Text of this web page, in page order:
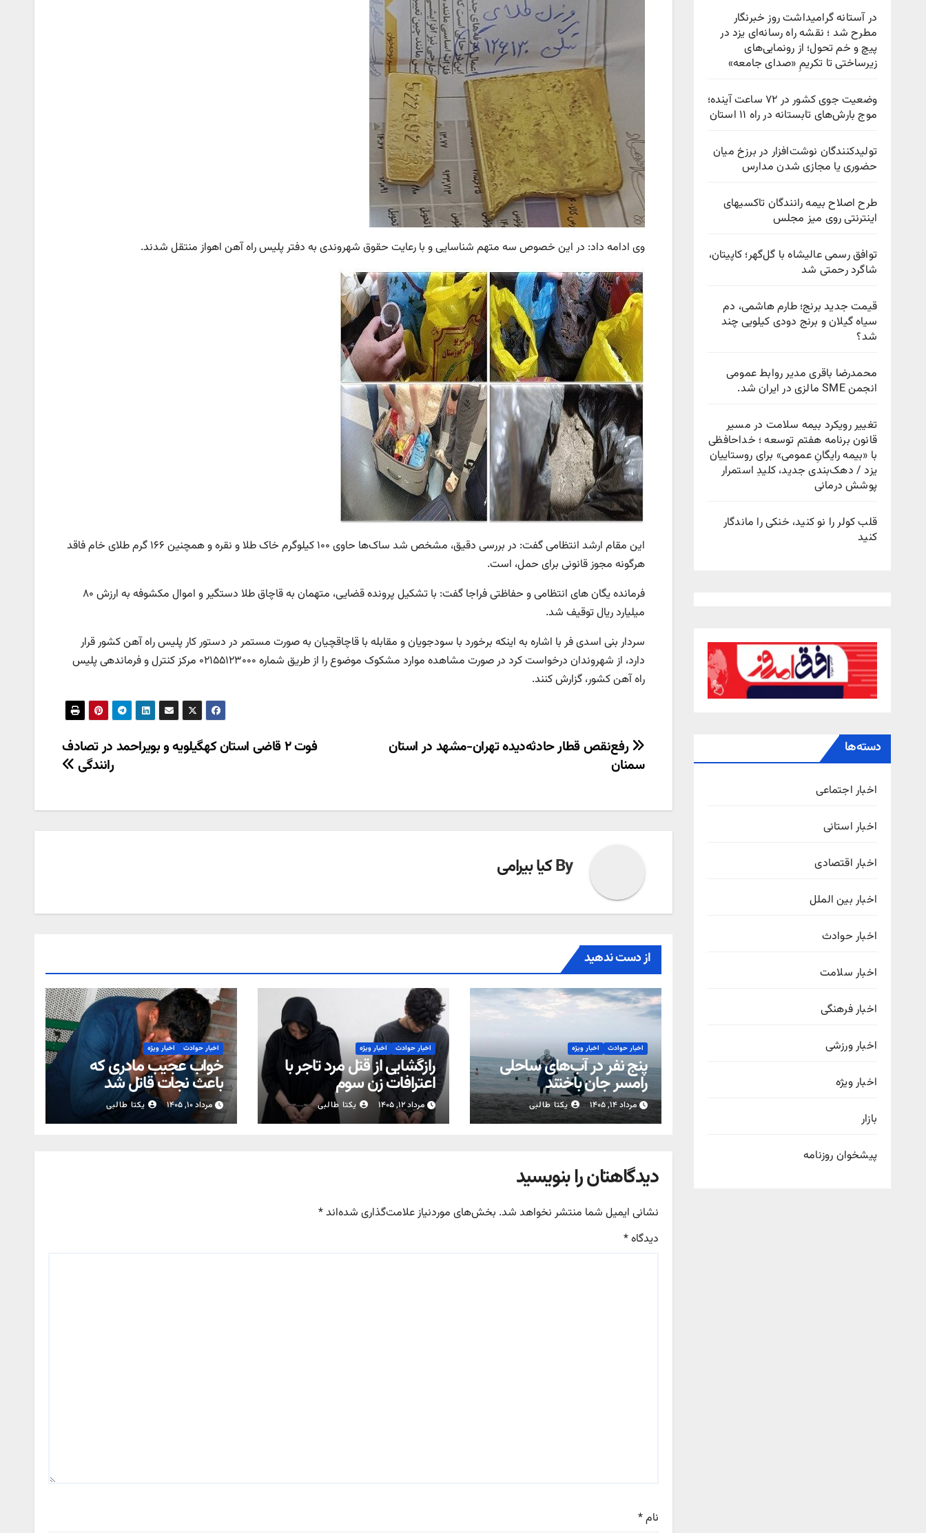
در آستانه گرامیداشت روز خبرنگار
مطرح شد ؛ نقشه راه رسانه‌ای یزد در
پیچ‌ و خم تحول؛ از رونمایی‌های
زیرساختی تا تکریمِ «صدای جامعه»
وضعیت جوی کشور در ۷۲ ساعت آینده؛
موج بارش‌های تابستانه در راه ۱۱ استان
تولیدکنندگان نوشت‌افزار در برزخ میان
حضوری یا مجازی شدن مدارس
طرح اصلاح بیمه رانندگان تاکسیهای
اینترنتی روی میز مجلس
توافق رسمی عالیشاه با گل‌گهر؛ کاپیتان،
شاگرد رحمتی شد
قیمت جدید برنج؛ طارم هاشمی، دم
سیاه گیلان و برنج دودی کیلویی چند
شد؟
محمدرضا باقری مدیر روابط عمومی
انجمن SME مالزی در ایران شد.
تغییر رویکرد بیمه سلامت در مسیر
قانون برنامه هفتم توسعه ؛ خداحافظی
با «بیمه رایگانِ عمومی» برای روستاییان
یزد / دهک‌بندی جدید، کلیدِ استمرار
پوشش درمانی
قلب کولر را نو کنید، خنکی را ماندگار
کنید
دسته‌ها
اخبار اجتماعی
اخبار استانی
اخبار اقتصادی
اخبار بین الملل
اخبار حوادث
اخبار سلامت
اخبار فرهنگی
اخبار ورزشی
اخبار ویژه
بازار
پیشخوان روزنامه
وی ادامه داد: در این خصوص سه متهم شناسایی و با رعایت حقوق شهروندی به دفتر پلیس راه آهن اهواز منتقل شدند.
این مقام ارشد انتظامی گفت: در بررسی دقیق، مشخص شد ساک‌ها حاوی ۱۰۰ کیلوگرم خاک طلا و نقره و همچنین ۱۶۶ گرم طلای خام فاقد
هرگونه مجوز قانونی برای حمل، است.
فرمانده یگان های انتظامی و حفاظتی فراجا گفت: با تشکیل پرونده قضایی، متهمان به قاچاق طلا دستگیر و اموال مکشوفه به ارزش ۸۰
میلیارد ریال توقیف شد.
سردار بنی اسدی فر با اشاره به اینکه برخورد با سودجویان و مقابله با قاچاقچیان به صورت مستمر در دستور کار پلیس راه آهن کشور قرار
دارد، از شهروندان درخواست کرد در صورت مشاهده موارد مشکوک موضوع را از طریق شماره ۰۲۱۵۵۱۲۳۰۰۰ مرکز کنترل و فرماندهی پلیس
راه آهن کشور، گزارش کنند.
راهبری
نوشته
فوت ۲ قاضی استان کهگیلویه و بویراحمد در تصادف
رانندگی
رفع‌نقص قطار حادثه‌دیده تهران-مشهد در استان
سمنان
Byکیا بیرامی
از دست ندهید
اخبار حوادث اخبار ویژه
پنج نفر در آب‌های ساحلی
رامسر جان باختند
مرداد ۱۴, ۱۴۰۵ یکتا طالبی
اخبار حوادث اخبار ویژه
رازگشایی از قتل مرد تاجر با
اعترافات زن سوم
مرداد ۱۲, ۱۴۰۵ یکتا طالبی
اخبار حوادث اخبار ویژه
خواب عجیب مادری که
باعث نجات قاتل شد
مرداد ۱۰, ۱۴۰۵ یکتا طالبی
دیدگاهتان را بنویسید
نشانی ایمیل شما منتشر نخواهد شد. بخش‌های موردنیاز علامت‌گذاری شده‌اند*
دیدگاه*
نام*